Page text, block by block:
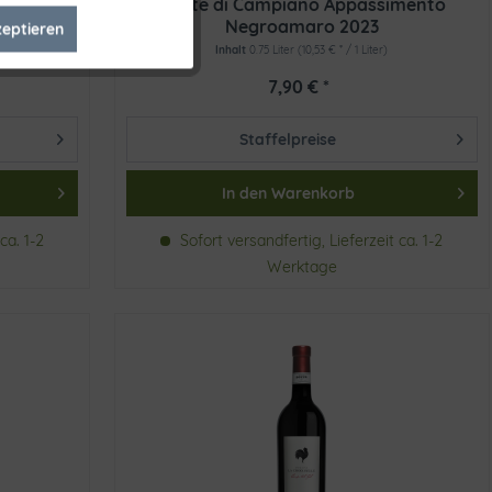
2024
1-2
Conte di Campiano Appassimento
Negroamaro 2023
Inhalt 0.75 Liter (10,53 € * / 1 Liter)
7,90 € *
Staffelpreise
In den Warenkorb
Sofort versandfertig, Lieferzeit ca. 1-2
Werktage
Inaktiv